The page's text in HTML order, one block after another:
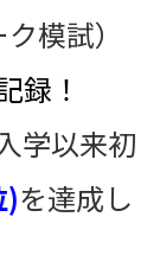
模試）
録！
学以来初
を達成し